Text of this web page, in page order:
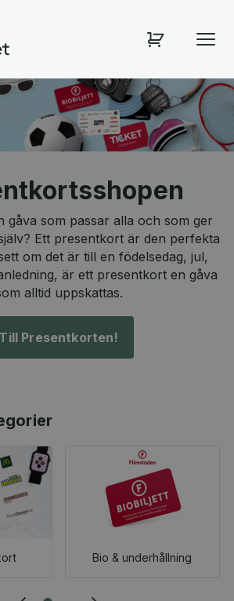
shop
gåva som passar alla och som ger
Ett presentkort är den perfekta
om det är till en födelsedag, jul,
är ett presentkort en gåva
alltid uppskattas.
Till Presentkorten!
Bio & underhållning